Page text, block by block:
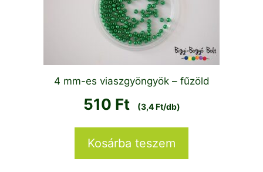
4 mm-es viaszgyöngyök – fűzöld
510 Ft (3,4 Ft/db)
Kosárba teszem